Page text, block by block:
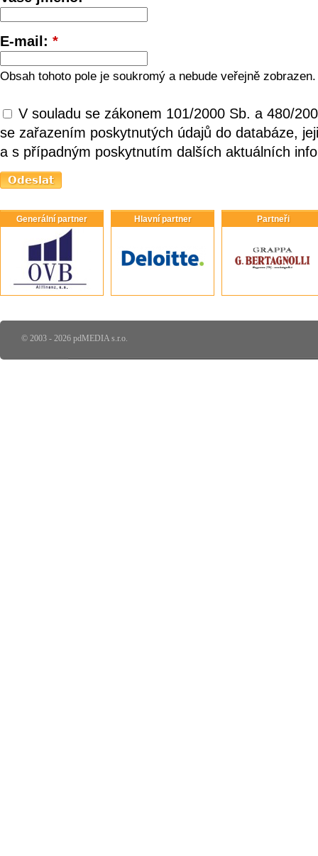
E-mail: *
Obsah tohoto pole je soukromý a nebude veřejně zobrazen.
V souladu se zákonem 101/2000 Sb. a 480/
se zařazením poskytnutých údajů do databáze,
a s případným poskytnutím dalších aktuálních
Generální partner Hlavní partner Partneři
© 2003 - 2026 pdMEDIA s.r.o.